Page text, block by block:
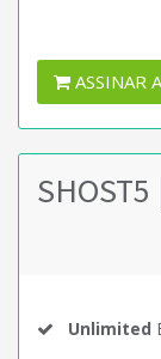
ASSINAR
SHOST5
Unlimited